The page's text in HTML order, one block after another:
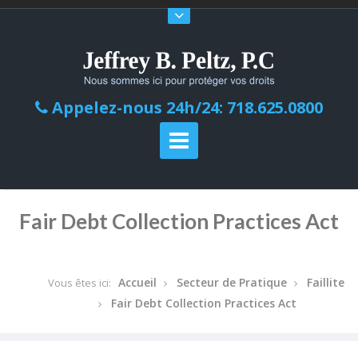
Appelez-nous 24h/24: 718.625.0800
Fair Debt Collection Practices Act
Vous êtes ici: Accueil Secteur de Pratique
Faillite
Fair Debt Collection Practices Act